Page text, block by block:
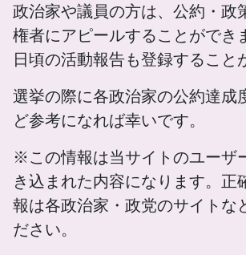
政治家や議員の方は、公約・政
権者にアピールすることができ
日頃の活動報告も登録すること
選挙の際に各政治家の公約達成
ど参考になれば幸いです。
※この情報は当サイトのユーザ
き込まれた内容になります。正
報は各政治家・政党のサイトな
ださい。